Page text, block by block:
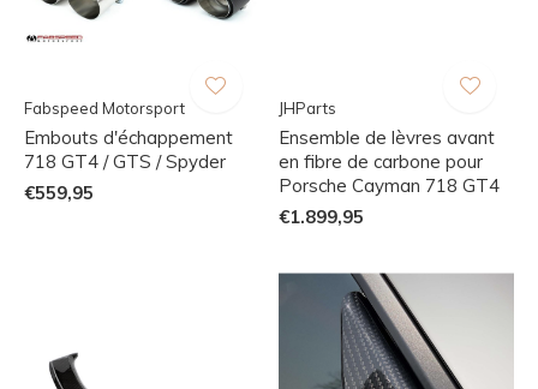
Fabspeed Motorsport
Embouts d'échappement
718 GT4 / GTS / Spyder
€559,95
JHParts
Ensemble de lèvres avant
en fibre de carbone pour
Porsche Cayman 718 GT4
€1.899,95